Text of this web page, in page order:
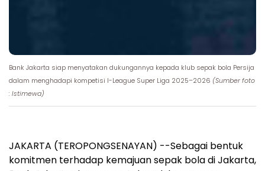
Bank Jakarta siap menyatakan dukungannya kepada klub sepak bola Persija
dalam menghadapi kompetisi I-League Super Liga 2025–2026 (Sumber foto
: Istimewa)
JAKARTA (TEROPONGSENAYAN) --Sebagai bentuk
komitmen terhadap kemajuan sepak bola di Jakarta,